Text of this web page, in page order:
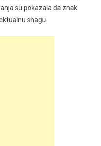
su pokazala da znak
snagu.